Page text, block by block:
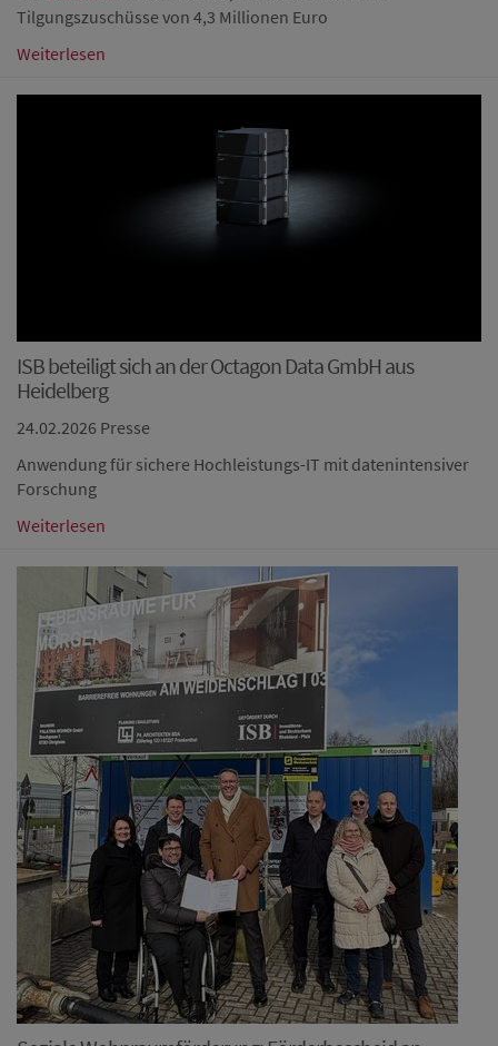
Tilgungszuschüsse von 4,3 Millionen Euro
Weiterlesen
ISB beteiligt sich an der Octagon Data GmbH aus
Heidelberg
24.02.2026 Presse
Anwendung für sichere Hochleistungs-IT mit datenintensiver
Forschung
Weiterlesen